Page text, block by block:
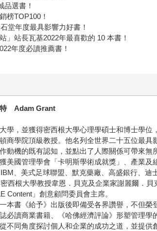
品選書！
榜TOP100！
堂年度最具影響力好書！
」站長瓦基2022年最喜歡的 10 本書！
年度必讀推薦書！
特 Adam Grant
學，並獲得密西根大學心理學碩士和博士學
商學院頂級教授。他名列全世界二十五位最
動機的既有認知，並點出了人際關係可帶來
美國管理學會「卡明斯學術成就獎」、產業
、美式足球聯盟、默克藥廠、高盛銀行、迪
西根大學教授韋恩．貝克及企業家謝麗爾．
Content」創意顧問委員會主席。
本書《給予》出版後即備受各界讚譽，不但
誌必讀商業書籍、《哈佛經濟評論》形塑管理
不同角度探討個人和企業的成功之道，並提